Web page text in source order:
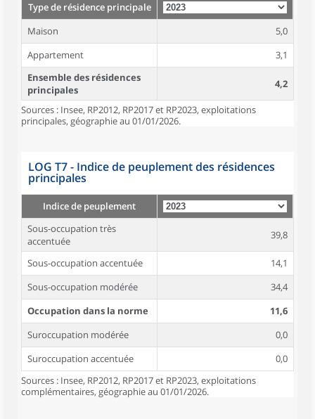
Type de résidence principale
Maison
5,0
Appartement
3,1
Ensemble des résidences
principales
4,2
Sources : Insee, RP2012, RP2017 et RP2023, exploitations
principales, géographie au 01/01/2026.
LOG T7 - Indice de peuplement des résidences
principales
Indice de peuplement
Sous-occupation très
accentuée
39,8
Sous-occupation accentuée
14,1
Sous-occupation modérée
34,4
Occupation dans la norme
11,6
Suroccupation modérée
0,0
Suroccupation accentuée
0,0
Sources : Insee, RP2012, RP2017 et RP2023, exploitations
complémentaires, géographie au 01/01/2026.